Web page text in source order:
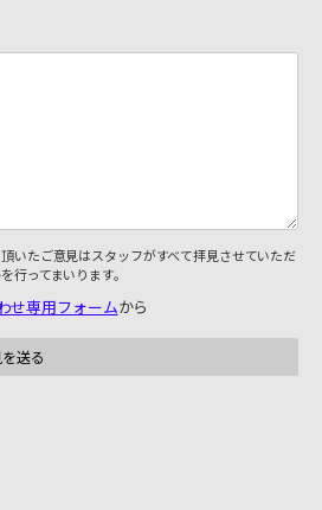
いたご意見はスタッフがすべて拝見させていただ
行ってまいります。
せ専用フォームから